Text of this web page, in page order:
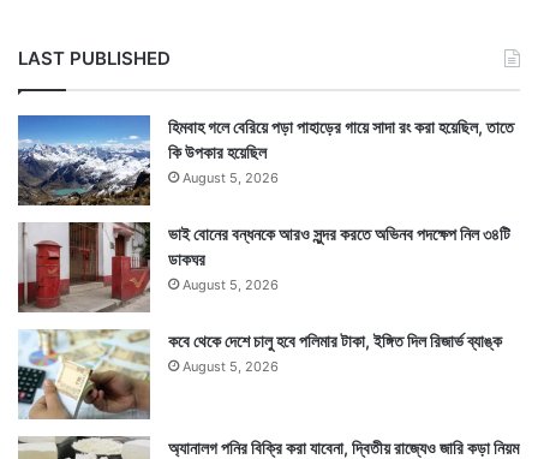
LAST PUBLISHED
হিমবাহ গলে বেরিয়ে পড়া পাহাড়ের গায়ে সাদা রং করা হয়েছিল, তাতে
কি উপকার হয়েছিল
August 5, 2026
ভাই বোনের বন্ধনকে আরও সুন্দর করতে অভিনব পদক্ষেপ নিল ৩৪টি
ডাকঘর
August 5, 2026
কবে থেকে দেশে চালু হবে পলিমার টাকা, ইঙ্গিত দিল রিজার্ভ ব্যাঙ্ক
August 5, 2026
অ্যানালগ পনির বিক্রি করা যাবেনা, দ্বিতীয় রাজ্যেও জারি কড়া নিয়ম